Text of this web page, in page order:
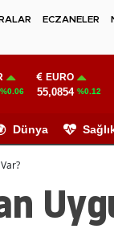
ECZANELER
%0.06
EURO
55,0854 %0.12
Dünya